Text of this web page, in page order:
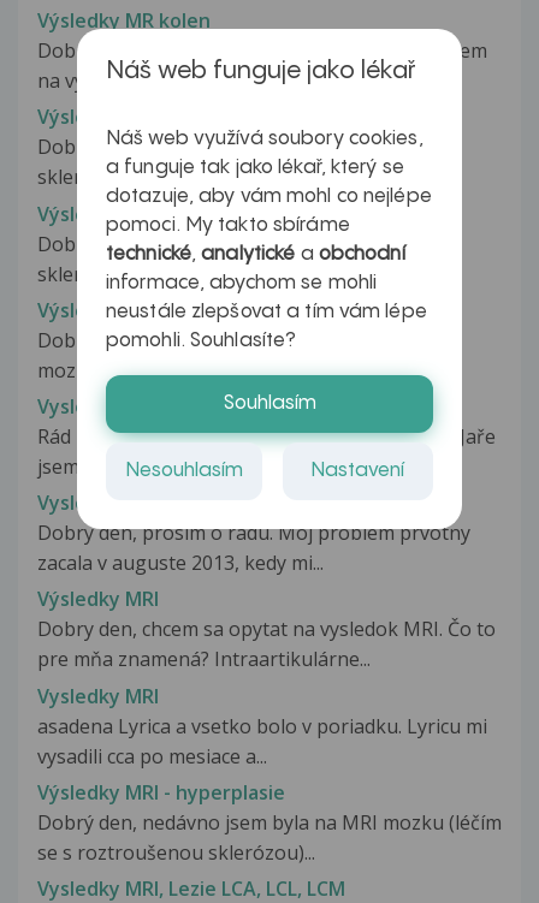
Výsledky MR kolen
Dobry den,prosim vas žadam vas o radu byla jsem
na vysetreni MR s koleny a rad...
Výsledky MR mozku
Dobrý den, mám podezření na roztroušenou
sklerózu, už asi rok mám problémy se...
Výsledky MR mozku
Dobrý den, mám podezření na roztroušenou
sklerózu, už asi rok mám problémy se...
Výsledky MR mozku
Dobrý den, jako samoplátce jsem byl na MR
mozku.Můžu poprosit o vysvětlení zprávy....
Vysledky MR mozku
Rád bych se zeptal na následující věc . Letos na Jaře
jsem prodělal obrnu...
Vysledky MRI
Dobry den, prosim o radu. Moj problem prvotny
zacala v auguste 2013, kedy mi...
Výsledky MRI
Dobry den, chcem sa opytat na vysledok MRI. Čo to
pre mňa znamená? Intraartikulárne...
Vysledky MRI
asadena Lyrica a vsetko bolo v poriadku. Lyricu mi
vysadili cca po mesiace a...
Výsledky MRI - hyperplasie
Dobrý den, nedávno jsem byla na MRI mozku (léčím
se s roztroušenou sklerózou)...
Vysledky MRI, Lezie LCA, LCL, LCM
Náš web funguje jako lékař
Náš web využívá soubory cookies,
a funguje tak jako lékař, který se
dotazuje, aby vám mohl co nejlépe
pomoci. My takto sbíráme
technické,analytické a obchodní
informace, abychom se mohli
neustále zlepšovat a tím vám lépe
pomohli. Souhlasíte?
Souhlasím
Nesouhlasím Nastavení